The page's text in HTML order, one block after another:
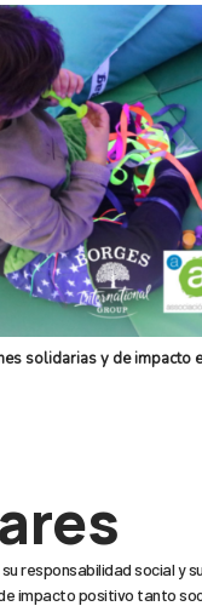
solidarias y de impacto
responsabilidad social y
impacto positivo tanto